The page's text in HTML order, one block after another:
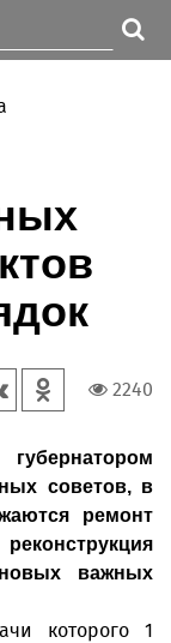
2240
советов, в
ремонт
важных
которого 1